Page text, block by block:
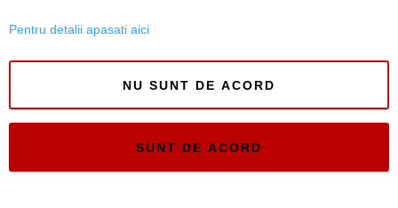
ISSN 3008-2323
ISSN-L 3008-2323
Pentru detalii apasati aici
NU SUNT DE ACORD
SUNT DE ACORD